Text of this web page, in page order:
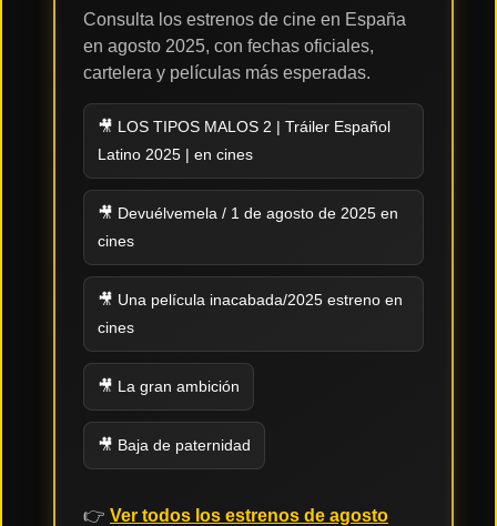
Películas
Tendencias
momento
Consulta los estrenos de cine en España
en agosto 2025, con fechas oficiales,
cartelera y películas más esperadas.
🎥 LOS TIPOS MALOS 2 | Tráiler Español
Latino 2025 | en cines
🎥 Devuélvemela / 1 de agosto de 2025 en
cines
🎥 Una película inacabada/2025 estreno en
cines
🎥 La gran ambición
🎥 Baja de paternidad
👉 Ver todos los estrenos de agosto